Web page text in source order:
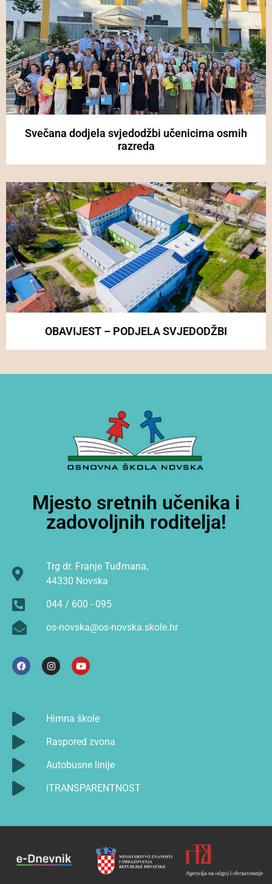
Svečana dodjela svjedodžbi učenicima osmih
razreda
OBAVIJEST – PODJELA SVJEDODŽBI
Mjesto sretnih učenika i
zadovoljnih roditelja!
Trg dr. Franje Tuđmana,
44330 Novska
044 / 600 - 095
os-novska@os-novska.skole.hr
Himna škole
Raspored zvona
Autobusne linije
iTRANSPARENTNOST